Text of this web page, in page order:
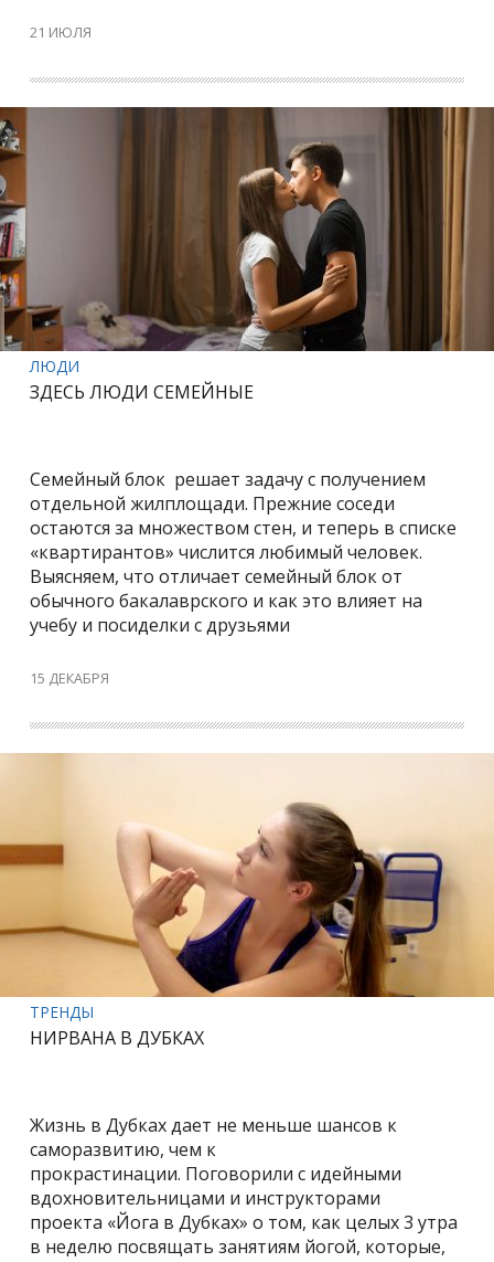
21 ИЮЛЯ
ЛЮДИ
ЗДЕСЬ ЛЮДИ СЕМЕЙНЫЕ
Семейный блок решает задачу с получением
отдельной жилплощади. Прежние соседи
остаются за множеством стен, и теперь в списке
«квартирантов» числится любимый человек.
Выясняем, что отличает семейный блок от
обычного бакалаврского и как это влияет на
учебу и посиделки с друзьями
15 ДЕКАБРЯ
ТРЕНДЫ
НИРВАНА В ДУБКАХ
Жизнь в Дубках дает не меньше шансов к
саморазвитию, чем к
прокрастинации. Поговорили с идейными
вдохновительницами и инструкторами
проекта «Йога в Дубках» о том, как целых 3 утра
в неделю посвящать занятиям йогой, которые,